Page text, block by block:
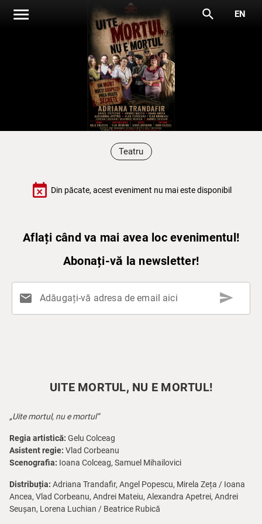
menu search EN
Teatru
event_busy Din păcate, acest eveniment nu mai este disponibil
Aflați când va mai avea loc evenimentul!
Abonați-vă la newsletter!
mail Adăugați-vă adresa de email aici send
UITE MORTUL, NU E MORTUL!
„Uite mortul, nu e mortul”
Regia artistică: Gelu Colceag
Asistent regie: Vlad Corbeanu
Scenografia: Ioana Colceag, Samuel Mihailovici
Distribuția: Adriana Trandafir, Angel Popescu, Mirela Zeța / Ioana
Ancea, Vlad Corbeanu, Andrei Mateiu, Alexandra Apetrei, Andrei
Seușan, Lorena Luchian / Beatrice Rubică